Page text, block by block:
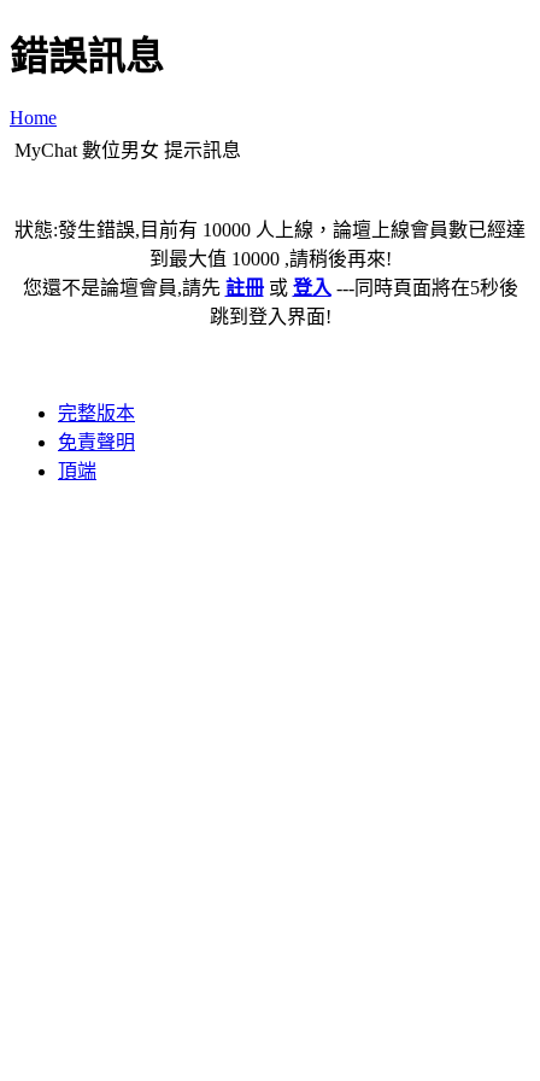
錯誤訊息
Home
MyChat 數位男女 提示訊息
狀態:發生錯誤,目前有 10000 人上線，論壇上線會員數已經達
到最大值 10000 ,請稍後再來!
您還不是論壇會員,請先 註冊或 登入 ---同時頁面將在5秒後
跳到登入界面!
完整版本
免責聲明
頂端